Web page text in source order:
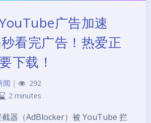
广告加速
看完广告！热爱正
下载！
闻 |
292
2 minutes
器（AdBlocker）被 YouTube 拦